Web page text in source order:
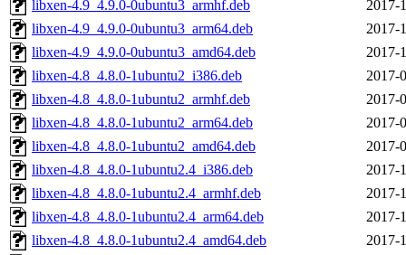
libxen-4.9_4.9.0-0ubuntu3_armhf.deb
2017-
libxen-4.9_4.9.0-0ubuntu3_arm64.deb
2017-
libxen-4.9_4.9.0-0ubuntu3_amd64.deb
2017-
libxen-4.8_4.8.0-1ubuntu2_i386.deb
2017-
libxen-4.8_4.8.0-1ubuntu2_armhf.deb
2017-
libxen-4.8_4.8.0-1ubuntu2_arm64.deb
2017-
libxen-4.8_4.8.0-1ubuntu2_amd64.deb
2017-
libxen-4.8_4.8.0-1ubuntu2.4_i386.deb
2017-
libxen-4.8_4.8.0-1ubuntu2.4_armhf.deb
2017-
libxen-4.8_4.8.0-1ubuntu2.4_arm64.deb
2017-
libxen-4.8_4.8.0-1ubuntu2.4_amd64.deb
2017-